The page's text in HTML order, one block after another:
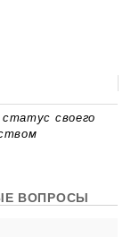
своего
ВОПРОСЫ